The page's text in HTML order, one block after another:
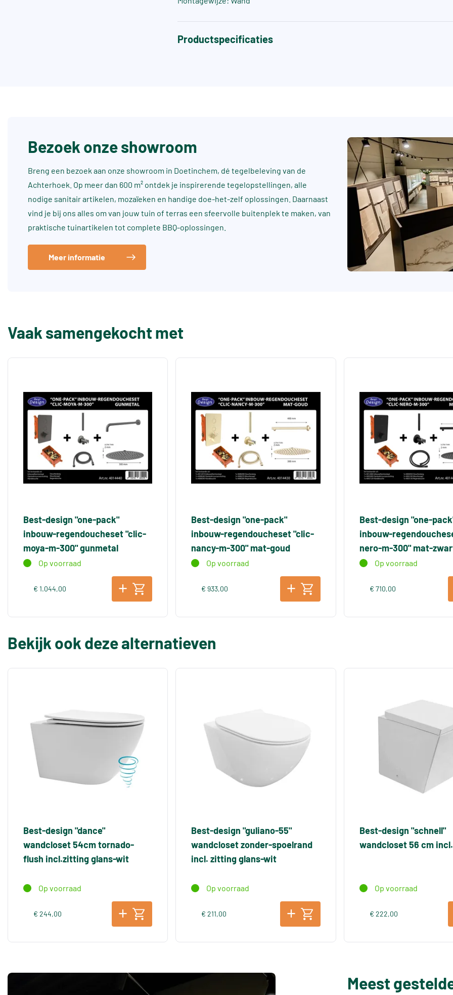
Productspecificaties
Bezoek onze showroom
Breng een bezoek aan onze showroom in Doetinchem, dé tegelbeleving van de
Achterhoek. Op meer dan 600 m² ontdek je inspirerende tegelopstellingen, alle
nodige sanitair artikelen, mozaïeken en handige doe-het-zelf oplossingen. Daarnaast
vind je bij ons alles om van jouw tuin of terras een sfeervolle buitenplek te maken, van
praktische tuinartikelen tot complete BBQ-oplossingen.
Meer informatie
Vaak samengekocht met
Best-design "one-pack"
inbouw-regendoucheset "clic-
moya-m-300" gunmetal
Op voorraad
€ 1.044,00
Best-design "one-pack"
inbouw-regendoucheset "clic-
nancy-m-300" mat-goud
Op voorraad
€ 933,00
Best-design "one-
inbouw-
nero-m-300" mat-
Op voorraad
€ 710,00
Bekijk ook deze alternatieven
Best-design "dance"
wandcloset 54cm tornado-
flush incl.zitting glans-wit
Op voorraad
€ 244,00
Best-design "guliano-55"
wandcloset zonder-spoelrand
incl. zitting glans-wit
Op voorraad
€ 211,00
Best-design "schnell"
wandcloset 56 cm
Op voorraad
€ 222,00
Meest